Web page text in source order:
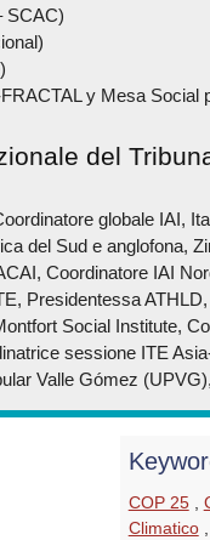
SCAC)
y Mesa Social
del
globale IAI,
del Sud e anglofona,
Coordinatore IAI
Presidentessa
Social Institute,
sessione ITE
Valle Gómez
COP 25,
Climatico